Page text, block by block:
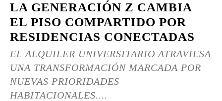
LA GENERACIÓN Z CAMBIA
EL PISO COMPARTIDO POR
RESIDENCIAS CONECTADAS
EL ALQUILER UNIVERSITARIO ATRAVIESA
UNA TRANSFORMACIÓN MARCADA POR
NUEVAS PRIORIDADES
HABITACIONALES....